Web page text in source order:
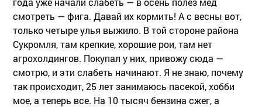
смотреть — фига. Давай их кормить! А с весны вот,
только четыре улья выжило. В той стороне района
Сукромля, там крепкие, хорошие рои, там нет
агрохолдингов. Покупал у них, привожу сюда —
смотрю, и эти слабеть начинают. Я не знаю, почему
так происходит, 25 лет занимаюсь пасекой, хобби
мое, а теперь все. На 10 тысяч бензина сжег, а